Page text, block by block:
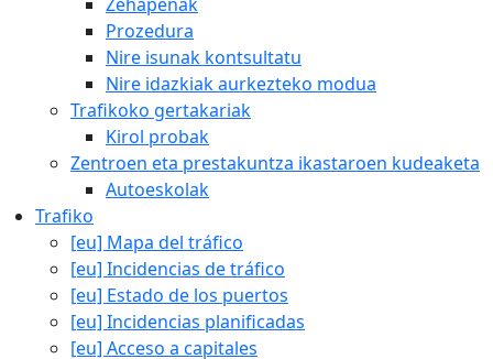
Prozedura
Nire isunak kontsultatu
Nire idazkiak aurkezteko modua
Trafikoko gertakariak
Kirol probak
Zentroen eta prestakuntza ikastaroen kudeaketa
Autoeskolak
Trafiko
[eu] Mapa del tráfico
[eu] Incidencias de tráfico
[eu] Estado de los puertos
[eu] Incidencias planificadas
[eu] Acceso a capitales